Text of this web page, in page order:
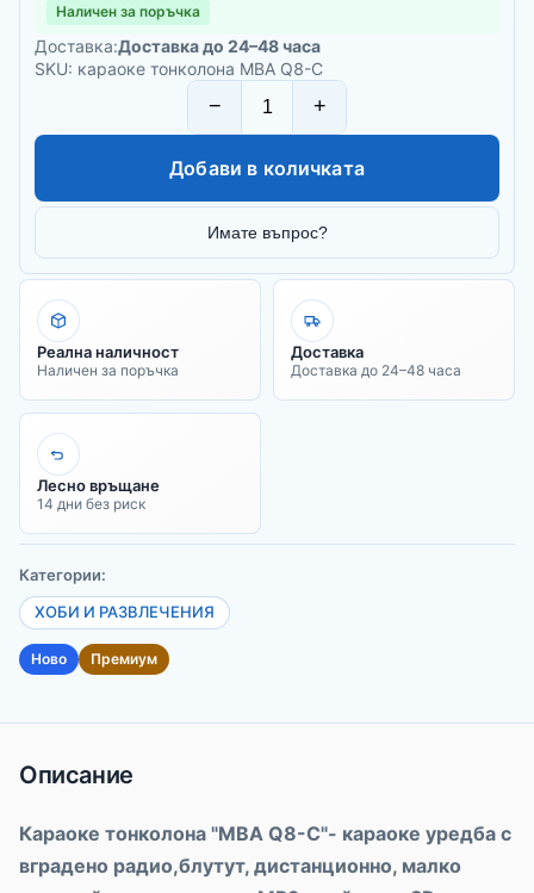
Наличен за поръчка
Доставка:Доставка до 24–48 часа
SKU: караоке тонколона MBA Q8-C
− +
Добави в количката
Имате въпрос?
Реална наличност
Наличен за поръчка
Доставка
Доставка до 24–48 часа
Лесно връщане
14 дни без риск
Категории:
ХОБИ И РАЗВЛЕЧЕНИЯ
Ново Премиум
Описание
Караоке тонколона "MBA Q8-C"- караоке уредба с
вградено радио,блутут, дистанционно, малко